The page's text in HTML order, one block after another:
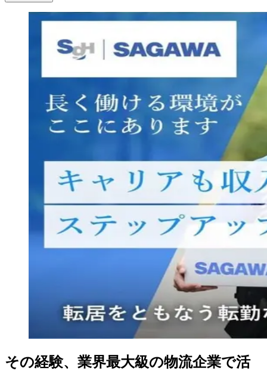
その経験、業界最大級の物流企業で活